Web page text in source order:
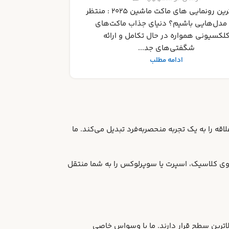
انتخاب بهترین‌ها دنیای ماکت‌های ماشین
فراتر از یک سرگرمی ساده، گنجینه‌ا...
ادامه مطلب
را به یک تجربه منحصربه‌فرد تبدیل می‌کند. ما
اسپرت یا سوپرلوکس را به شما منتقل
سطح قرار دارند. ما با وسواس خاصی